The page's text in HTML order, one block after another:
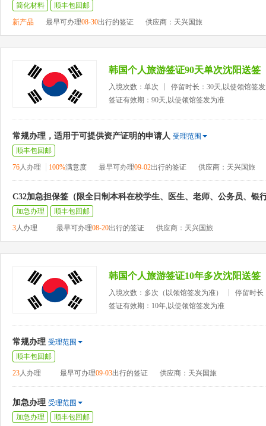
简化材料
顺丰包回邮
新产品
最早可办理08-30出行的签证 供应商：天兴国旅
韩国个人旅游签证90天单次沈阳送签
入境次数：单次
停留时长：30天,以使领馆签
签证有效期：90天,以使领馆签发为准
常规办理，适用于可提供资产证明的申请人 受理范围
顺丰包回邮
76人办理 100%满意度 最早可办理09-02出行的签证 供应商：天兴国旅
C32加急担保签（限全日制本科在校学生、医生、老师、公务员、银
加急办理
顺丰包回邮
3人办理 最早可办理08-20出行的签证 供应商：天兴国旅
韩国个人旅游签证10年多次沈阳送签
入境次数：多次（以领馆签发为准）
停留时长
签证有效期：10年,以使领馆签发为准
常规办理 受理范围
顺丰包回邮
23人办理 最早可办理09-03出行的签证 供应商：天兴国旅
加急办理 受理范围
加急办理
顺丰包回邮